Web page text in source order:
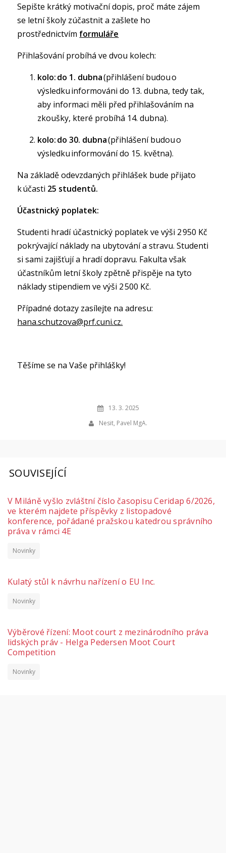
Sepište krátký motivační dopis, proč máte zájem
se letní školy zúčastnit a zašlete ho
prostřednictvím formuláře
Přihlašování probíhá ve dvou kolech:
kolo: do 1. dubna(přihlášení budou o
výsledku informováni do 13. dubna, tedy tak,
aby informaci měli před přihlašováním na
zkoušky, které probíhá 14. dubna).
kolo: do 30. dubna(přihlášení budou o
výsledku informování do 15. května).
Na základě odevzdaných přihlášek bude přijato
k účasti 25 studentů.
Účastnický poplatek:
Studenti hradí účastnický poplatek ve výši 2 950 Kč
pokrývající náklady na ubytování a stravu. Studenti
si sami zajišťují a hradí dopravu. Fakulta však
účastníkům letní školy zpětně přispěje na tyto
náklady stipendiem ve výši 2 500 Kč.
Případné dotazy zasílejte na adresu:
hana.schutzova@prf.cuni.cz.
Těšíme se na Vaše přihlášky!
13. 3. 2025
Nesit, Pavel MgA.
SOUVISEJÍCÍ
V Miláně vyšlo zvláštní číslo časopisu Ceridap 6/2026,
ve kterém najdete příspěvky z listopadové
konference, pořádané pražskou katedrou správního
práva v rámci 4E
Novinky
Kulatý stůl k návrhu nařízení o EU Inc.
Novinky
Výběrové řízení: Moot court z mezinárodního práva
lidských práv - Helga Pedersen Moot Court
Competition
Novinky